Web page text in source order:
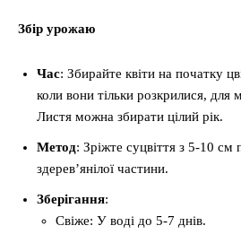
Збір урожаю
Час: Збирайте квіти на початку
коли вони тільки розкрилися, для
Листя можна збирати цілий рік.
Метод: Зріжте суцвіття з 5-10 см
здерев’янілої частини.
Зберігання:
Свіже: У воді до 5-7 днів.